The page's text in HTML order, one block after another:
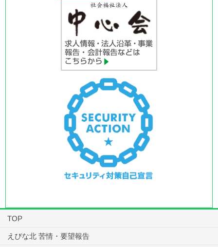
TOP
えびな北 苦情・要望報告